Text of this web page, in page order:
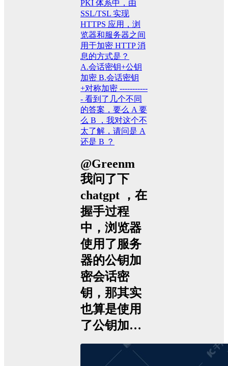
PKI 体系中，由
SSL/TSL 实现
HTTPS 应用，浏
览器和服务器之间
用于加密 HTTP 消
息的方式是？
A.会话密钥+公钥
加密 B.会话密钥
+对称加密 -----------
- 看到了几个不同
的答案，要么 A 要
么 B ，我对这个不
太了解，请问是 A
还是 B ？
@Greenm
我问了下
chatgpt ，在
握手过程
中，浏览器
使用了服务
器的公钥加
密会话密
钥，那其实
也算是使用
了公钥加…